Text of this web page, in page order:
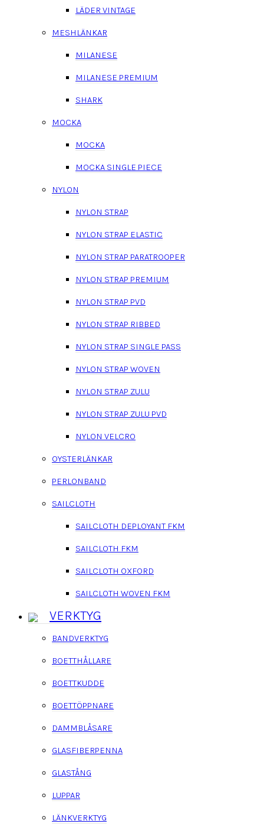
LÄDER VINTAGE
MESHLÄNKAR
MILANESE
MILANESE PREMIUM
SHARK
MOCKA
MOCKA
MOCKA SINGLE PIECE
NYLON
NYLON STRAP
NYLON STRAP ELASTIC
NYLON STRAP PARATROOPER
NYLON STRAP PREMIUM
NYLON STRAP PVD
NYLON STRAP RIBBED
NYLON STRAP SINGLE PASS
NYLON STRAP WOVEN
NYLON STRAP ZULU
NYLON STRAP ZULU PVD
NYLON VELCRO
OYSTERLÄNKAR
PERLONBAND
SAILCLOTH
SAILCLOTH DEPLOYANT FKM
SAILCLOTH FKM
SAILCLOTH OXFORD
SAILCLOTH WOVEN FKM
VERKTYG
BANDVERKTYG
BOETTHÅLLARE
BOETTKUDDE
BOETTÖPPNARE
DAMMBLÅSARE
GLASFIBERPENNA
GLASTÅNG
LUPPAR
LÄNKVERKTYG